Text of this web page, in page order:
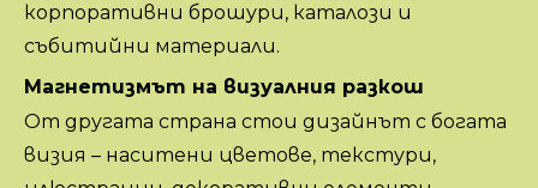
корпоративни брошури, каталози и
събитийни материали.
Магнетизмът на визуалния разкош
От другата страна стои дизайнът с богата
визия – наситени цветове, текстури,